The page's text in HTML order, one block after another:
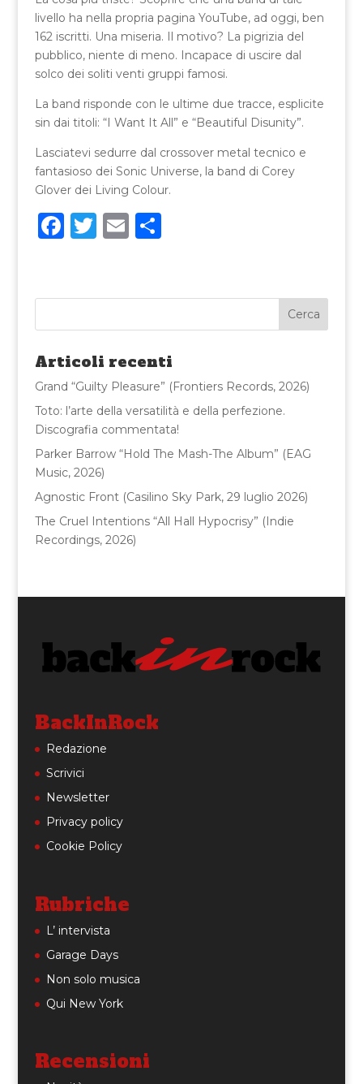
livello ha nella propria pagina YouTube, ad oggi, ben
162 iscritti. Una miseria. Il motivo? La pigrizia del
pubblico, niente di meno. Incapace di uscire dal
solco dei soliti venti gruppi famosi.
La band risponde con le ultime due tracce, esplicite
sin dai titoli: “I Want It All” e “Beautiful Disunity”.
Lasciatevi sedurre dal crossover metal tecnico e
fantasioso dei Sonic Universe, la band di Corey
Glover dei Living Colour.
F
e
b
o
o
k
T
te
r
E
l
C
di
vi
di
Articoli recenti
Grand “Guilty Pleasure” (Frontiers Records, 2026)
Toto: l’arte della versatilità e della perfezione.
Discografia commentata!
Parker Barrow “Hold The Mash-The Album” (EAG
Music, 2026)
Agnostic Front (Casilino Sky Park, 29 luglio 2026)
The Cruel Intentions “All Hall Hypocrisy” (Indie
Recordings, 2026)
BackInRock
Redazione
Scrivici
Newsletter
Privacy policy
Cookie Policy
Rubriche
L’ intervista
Garage Days
Non solo musica
Qui New York
Recensioni